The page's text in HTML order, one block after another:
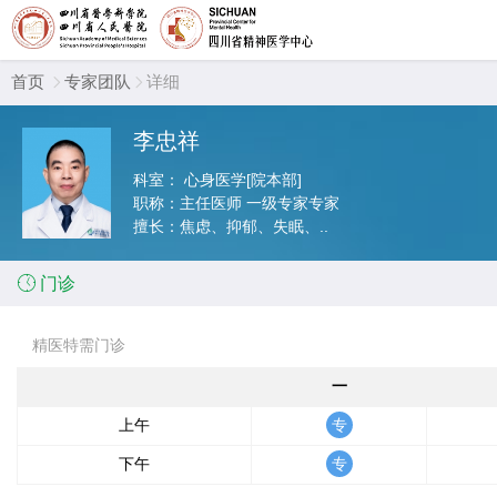
首页  专家团队  详细
李忠祥
科室：
心身医学[院本部]
职称： 主任医师 一级专家专家
擅长： 焦虑、抑郁、失眠、..
 门诊
精医特需门诊
一
上午
下午